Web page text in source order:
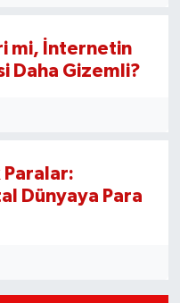
mi, İnternetin
Daha Gizemli?
Paralar:
Dünyaya Para